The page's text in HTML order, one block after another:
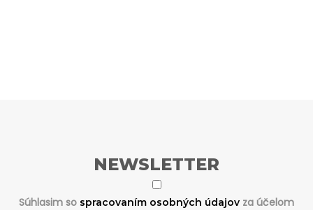
NEWSLETTER
Súhlasim so spracovaním osobných údajov za účelom